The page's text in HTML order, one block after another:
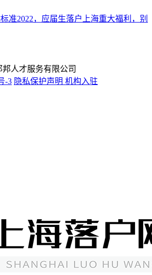
准2022，应届生落户上海重大福利，别
邦人才服务有限公司
-3 隐私保护声明 机构入驻